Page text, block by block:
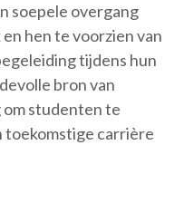
soepele overgang
hen te voorzien van
tijdens hun
bron van
studenten te
toekomstige carrière